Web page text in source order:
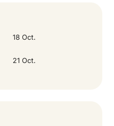
18 Oct.
21 Oct.